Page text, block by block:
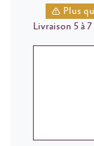
Plus
Livraison 5 à